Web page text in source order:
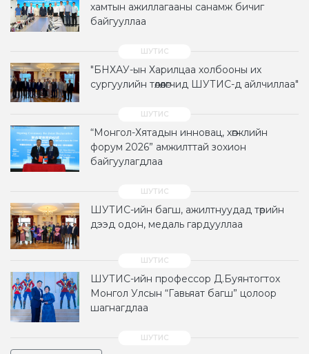
хамтын ажиллагааны санамж бичиг
байгууллаа
"БНХАУ-ын Харилцаа холбооны их
сургуулийн төлөөлөгчид ШУТИС-д айлчиллаа"
“Монгол-Хятадын инновац, хөгжлийн
форум 2026” амжилттай зохион
байгуулагдлаа
ШУТИС-ийн багш, ажилтнуудад төрийн
дээд одон, медаль гардууллаа
ШУТИС-ийн профессор Д.Буянтогтох
Монгол Улсын “Гавьяат багш” цолоор
шагнагдлаа